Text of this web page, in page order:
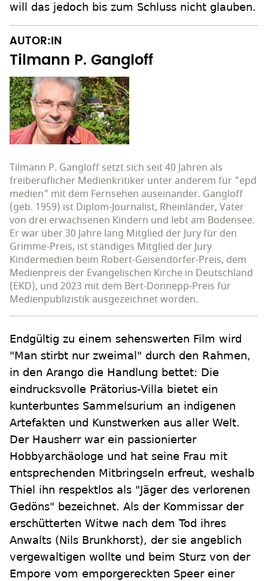
will das jedoch bis zum Schluss nicht glauben.
AUTOR:IN
Tilmann P. Gangloff
Tilmann P. Gangloff setzt sich seit 40 Jahren als
freiberuflicher Medienkritiker unter anderem für "epd
medien" mit dem Fernsehen auseinander. Gangloff
(geb. 1959) ist Diplom-Journalist, Rheinländer, Vater
von drei erwachsenen Kindern und lebt am Bodensee.
Er war über 30 Jahre lang Mitglied der Jury für den
Grimme-Preis, ist ständiges Mitglied der Jury
Kindermedien beim Robert-Geisendörfer-Preis, dem
Medienpreis der Evangelischen Kirche in Deutschland
(EKD), und 2023 mit dem Bert-Donnepp-Preis für
Medienpublizistik ausgezeichnet worden.
Endgültig zu einem sehenswerten Film wird
"Man stirbt nur zweimal" durch den Rahmen,
in den Arango die Handlung bettet: Die
eindrucksvolle Prätorius-Villa bietet ein
kunterbuntes Sammelsurium an indigenen
Artefakten und Kunstwerken aus aller Welt.
Der Hausherr war ein passionierter
Hobbyarchäologe und hat seine Frau mit
entsprechenden Mitbringseln erfreut, weshalb
Thiel ihn respektlos als "Jäger des verlorenen
Gedöns" bezeichnet. Als der Kommissar der
erschütterten Witwe nach dem Tod ihres
Anwalts (Nils Brunkhorst), der sie angeblich
vergewaltigen wollte und beim Sturz von der
Empore vom emporgereckten Speer einer